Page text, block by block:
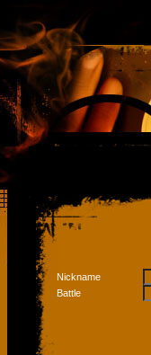
Nickname
Battle